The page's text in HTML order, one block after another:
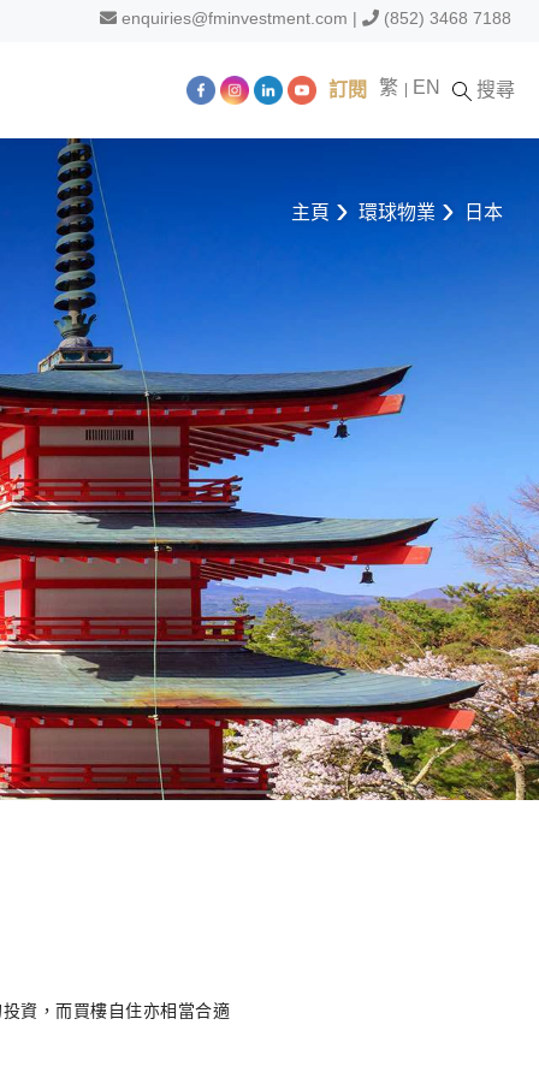
enquiries@fminvestment.com | (852) 3468 7188
訂閱 繁 EN 搜尋
主頁 環球物業 日本
資，而買樓自住亦相當合適